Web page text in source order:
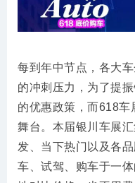
每到年中节点，各大
的冲刺压力，为了提
的优惠政策，而618车
舞台。本届银川车展
发、当下热门以及各
车、试驾、购车于一